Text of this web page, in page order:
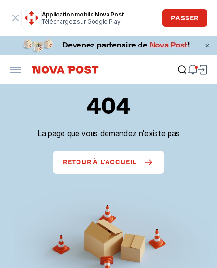
Application mobile Nova Post
Téléchargez sur Google Play
PASSER
404
La page que vous demandez n'existe pas
RETOUR À L'ACCUEIL